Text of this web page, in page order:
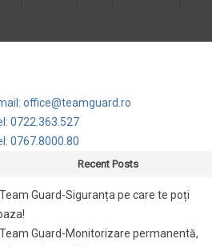
office@teamguard.ro
0722.363.527
0767.8000.80
Recent Posts
Team Guard-Siguranța pe care te poți
Team Guard-Monitorizare permanentă,